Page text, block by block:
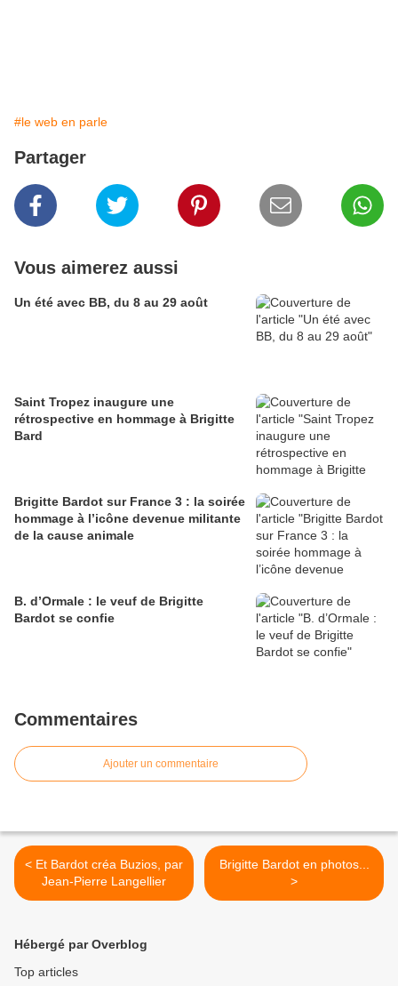
#le web en parle
Partager
Vous aimerez aussi
Un été avec BB, du 8 au 29 août
Saint Tropez inaugure une
rétrospective en hommage à Brigitte
Bard
Brigitte Bardot sur France 3 : la soirée
hommage à l’icône devenue militante
de la cause animale
B. d’Ormale : le veuf de Brigitte
Bardot se confie
Commentaires
Ajouter un commentaire
< Et Bardot créa Buzios, par
Jean-Pierre Langellier
Brigitte Bardot en photos...
>
Hébergé par Overblog
Top articles